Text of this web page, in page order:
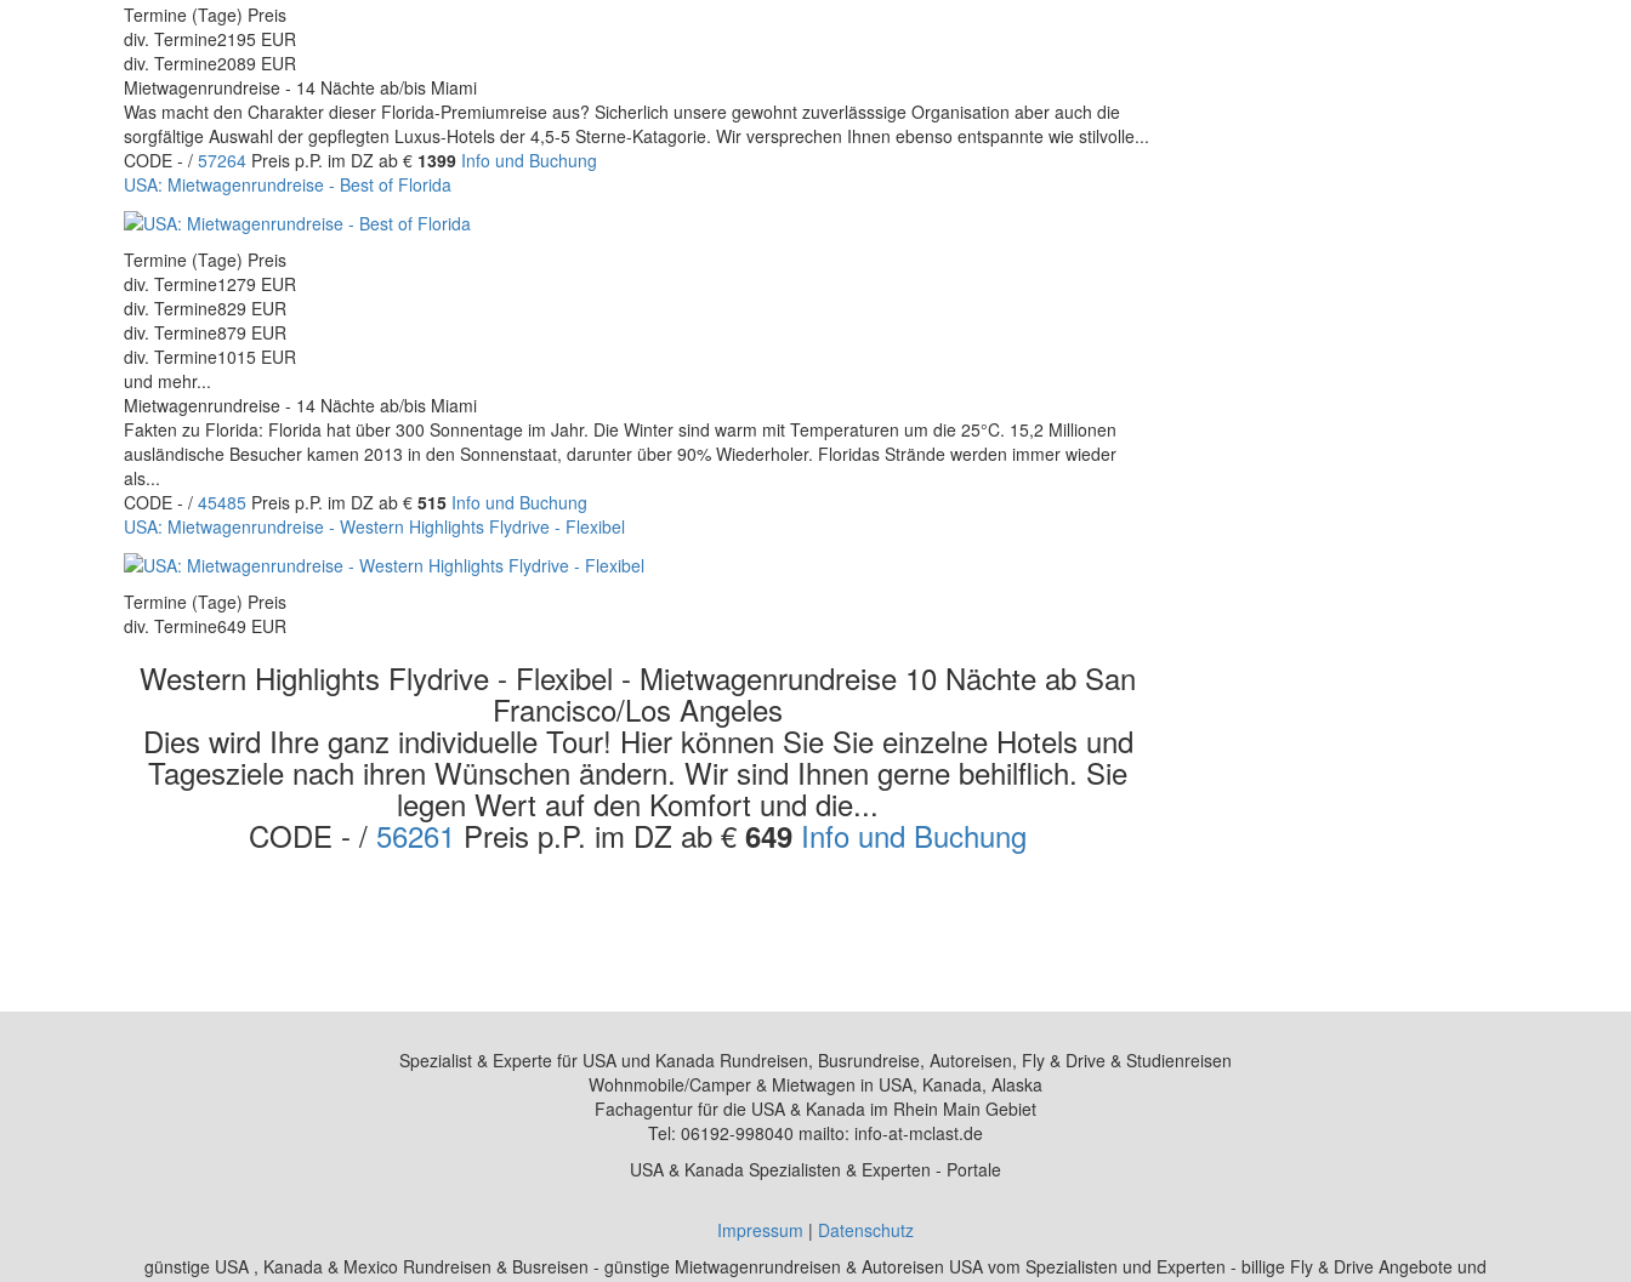
Termine (Tage) Preis
div. Termine2195 EUR
div. Termine2089 EUR
Mietwagenrundreise - 14 Nächte ab/bis Miami
Was macht den Charakter dieser Florida-Premiumreise aus? Sicherlich unsere gewohnt zuverlässsige Organisation aber auch die
sorgfältige Auswahl der gepflegten Luxus-Hotels der 4,5-5 Sterne-Katagorie. Wir versprechen Ihnen ebenso entspannte wie stilvolle...
CODE - / 57264 Preis p.P. im DZ ab € 1399 Info und Buchung
USA: Mietwagenrundreise - Best of Florida
Termine (Tage) Preis
div. Termine1279 EUR
div. Termine829 EUR
div. Termine879 EUR
div. Termine1015 EUR
und mehr...
Mietwagenrundreise - 14 Nächte ab/bis Miami
Fakten zu Florida: Florida hat über 300 Sonnentage im Jahr. Die Winter sind warm mit Temperaturen um die 25°C. 15,2 Millionen
ausländische Besucher kamen 2013 in den Sonnenstaat, darunter über 90% Wiederholer. Floridas Strände werden immer wieder
als...
CODE - / 45485 Preis p.P. im DZ ab € 515 Info und Buchung
USA: Mietwagenrundreise - Western Highlights Flydrive - Flexibel
Termine (Tage) Preis
div. Termine649 EUR
Western Highlights Flydrive - Flexibel - Mietwagenrundreise 10 Nächte ab San
Francisco/Los Angeles
Dies wird Ihre ganz individuelle Tour! Hier können Sie Sie einzelne Hotels und
Tagesziele nach ihren Wünschen ändern. Wir sind Ihnen gerne behilflich. Sie
legen Wert auf den Komfort und die...
CODE - / 56261 Preis p.P. im DZ ab €649 Info und Buchung
Spezialist & Experte für USA und Kanada Rundreisen, Busrundreise, Autoreisen, Fly & Drive & Studienreisen
Wohnmobile/Camper & Mietwagen in USA, Kanada, Alaska
Fachagentur für die USA & Kanada im Rhein Main Gebiet
Tel: 06192-998040 mailto: info-at-mclast.de
USA & Kanada Spezialisten & Experten - Portale
Impressum | Datenschutz
günstige USA , Kanada & Mexico Rundreisen & Busreisen - günstige Mietwagenrundreisen & Autoreisen USA vom Spezialisten und Experten - billige Fly & Drive Angebote und